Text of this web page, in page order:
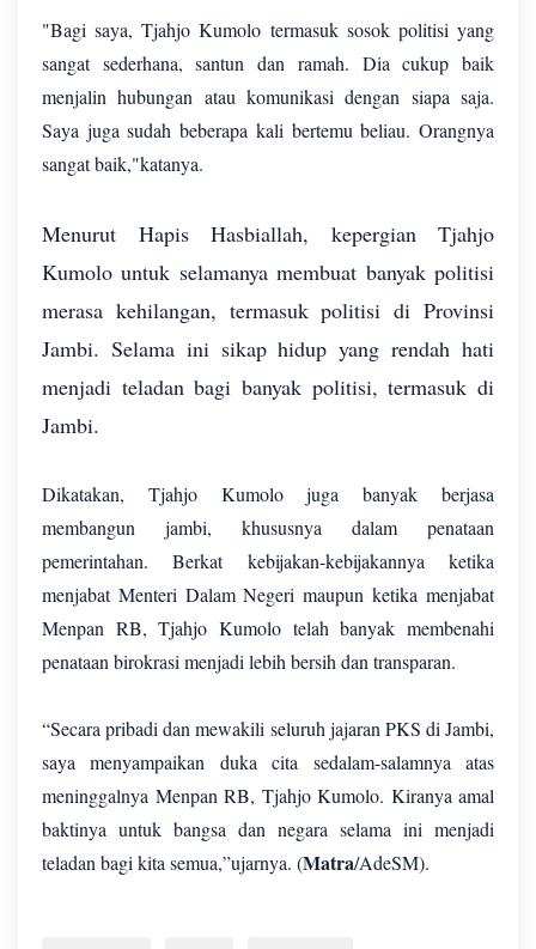
"Bagi saya, Tjahjo Kumolo termasuk sosok politisi yang
sangat sederhana, santun dan ramah. Dia cukup baik
menjalin hubungan atau komunikasi dengan siapa saja.
Saya juga sudah beberapa kali bertemu beliau. Orangnya
sangat baik,"katanya.
Menurut Hapis Hasbiallah, kepergian Tjahjo
Kumolo untuk selamanya membuat banyak politisi
merasa kehilangan, termasuk politisi di Provinsi
Jambi. Selama ini sikap hidup yang rendah hati
menjadi teladan bagi banyak politisi, termasuk di
Jambi.
Dikatakan, Tjahjo Kumolo juga banyak berjasa
membangun jambi, khususnya dalam penataan
pemerintahan. Berkat kebijakan-kebijakannya ketika
menjabat Menteri Dalam Negeri maupun ketika menjabat
Menpan RB, Tjahjo Kumolo telah banyak membenahi
penataan birokrasi menjadi lebih bersih dan transparan.
“Secara pribadi dan mewakili seluruh jajaran PKS di Jambi,
saya menyampaikan duka cita sedalam-salamnya atas
meninggalnya Menpan RB, Tjahjo Kumolo. Kiranya amal
baktinya untuk bangsa dan negara selama ini menjadi
teladan bagi kita semua,”ujarnya. (Matra/AdeSM).